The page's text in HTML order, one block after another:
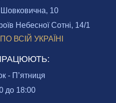
Шовковична, 10
Небесної Сотні, 14/1
ВСІЙ УКРАЇНІ
- П’ятниця
до 18:00